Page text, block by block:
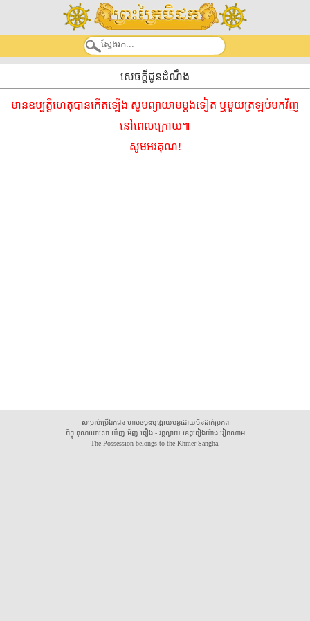
សេចក្តីជូនដំណឹង
មានឧប្បត្តិហេតុបានកើតឡើង សូមព្យាយាមម្ដងទៀត ឬមួយត្រឡប់មកវិញ
នៅពេលក្រោយ៕
សូមអរគុណ!
សម្រាប់ប្រើឯកជន ហាមចម្លងឬផ្សាយបន្តដោយមិនដាក់ប្រភព
ភិក្ខុ គុណឃោសោ យ័ញ មិញ គឿង - វត្តស្វាយ ខេត្តគៀងយ៉ាង វៀតណាម
The Possession belongs to the Khmer Sangha.